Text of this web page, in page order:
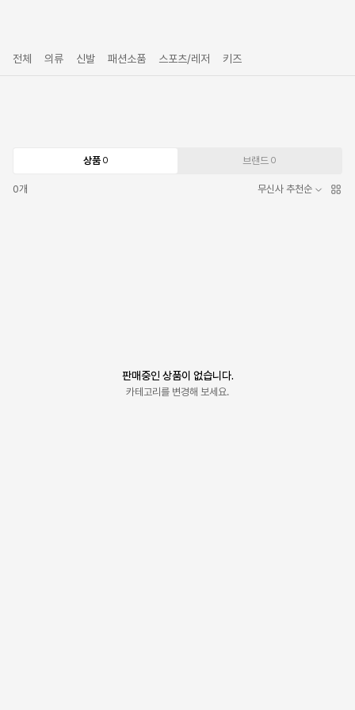
전체 의류 신발 패션소품 스포츠/레저 키즈
상품 0 브랜드 0
0개 무신사 추천순
판매중인 상품이 없습니다.
카테고리를 변경해 보세요.